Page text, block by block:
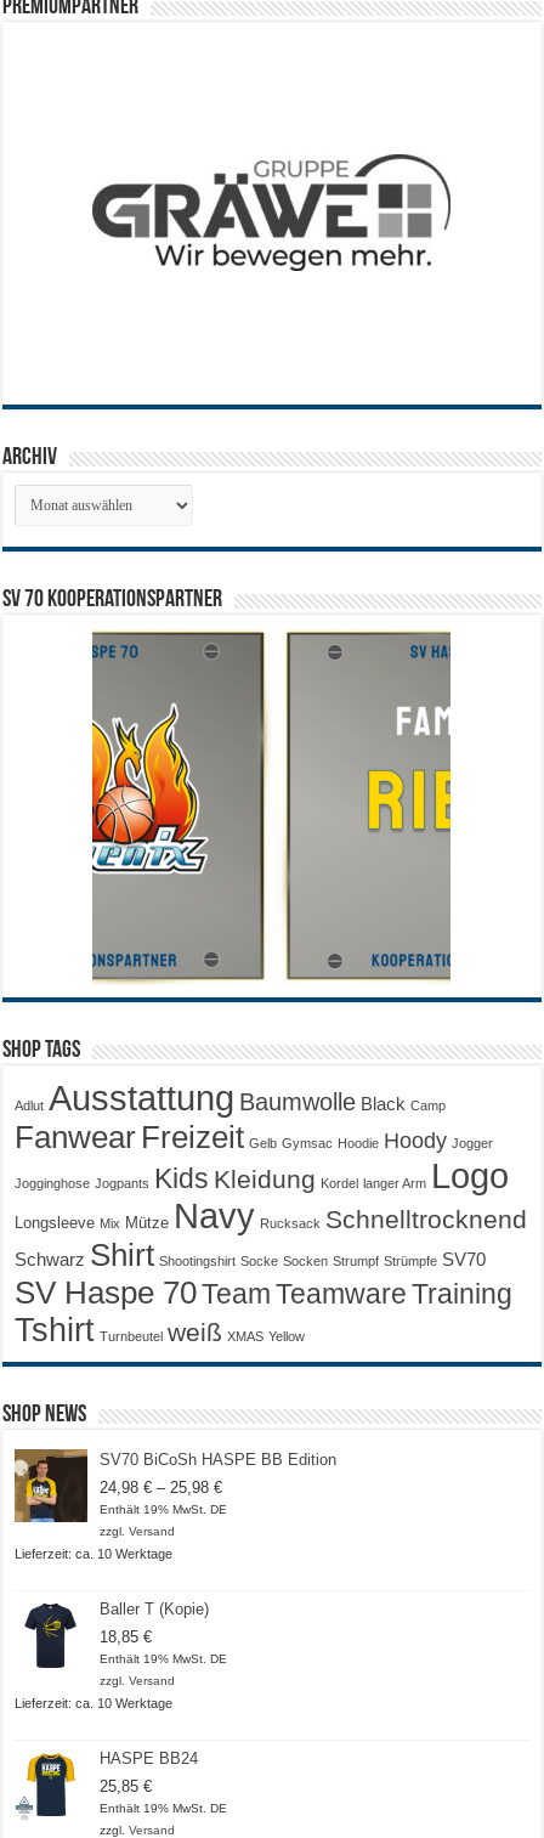
PREMIUMPARTNER
Archiv
Archiv
SV 70 Kooperationspartner
Shop Tags
Adlut Ausstattung Baumwolle Black Camp
Fanwear Freizeit Gelb Gymsac Hoodie Hoody Jogger
Jogginghose Jogpants Kids Kleidung Kordel langer Arm Logo
Longsleeve Mix Mütze Navy Rucksack Schnelltrocknend
Schwarz Shirt Shootingshirt Socke Socken Strumpf Strümpfe SV70
SV Haspe 70Team Teamware Training
Tshirt Turnbeutel weiß XMAS Yellow
Shop News
SV70 BiCoSh HASPE BB Edition
24,98€ – 25,98€Preisspanne:
24,98 €
Enthält 19% MwSt. DE
zzgl.Versand
Lieferzeit: ca. 10 Werktage
Baller T (Kopie)
18,85€
Enthält 19% MwSt. DE
zzgl.Versand
Lieferzeit: ca. 10 Werktage
HASPE BB24
25,85€
Enthält 19% MwSt. DE
zzgl.Versand